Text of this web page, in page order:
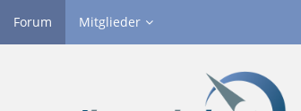
Forum Mitglieder